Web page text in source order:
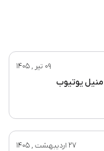
09 تیر , 1405
یوتیوب
27 اردیبهشت , 1405